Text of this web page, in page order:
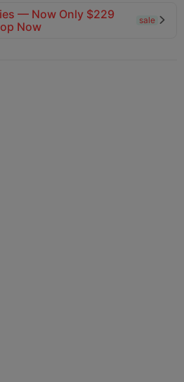
— Now Only $229
Now
sale 